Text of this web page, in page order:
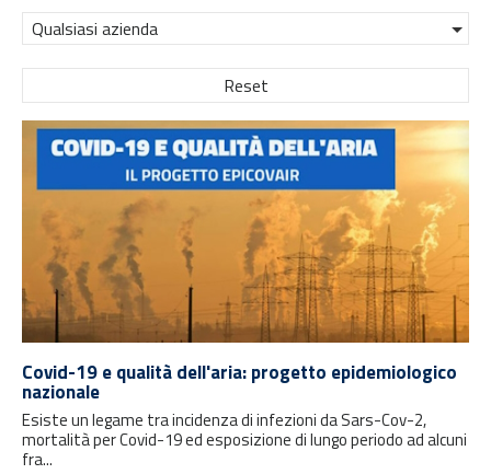
Qualsiasi azienda
Reset
Covid-19 e qualità dell'aria: progetto epidemiologico
nazionale
Esiste un legame tra incidenza di infezioni da Sars-Cov-2,
mortalità per Covid-19 ed esposizione di lungo periodo ad alcuni
fra...